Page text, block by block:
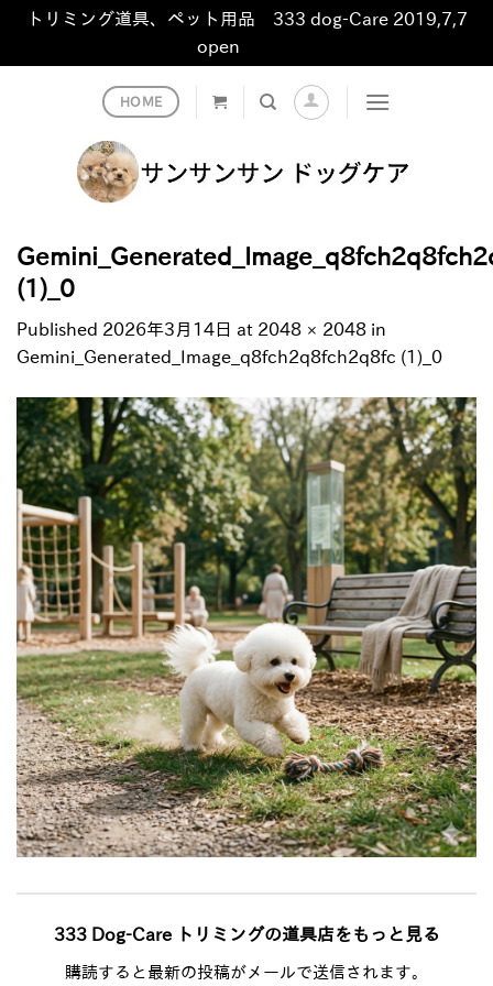
トリミング道具、ペット用品 333 dog-Care 2019,7,7
open
HOME
(1)_0
Published 2026年3月14日 at 2048 × 2048 in
Gemini_Generated_Image_q8fch2q8fch2q8fc (1)_0
333 Dog-Care トリミングの道具店をもっと見る
購読すると最新の投稿がメールで送信されます。